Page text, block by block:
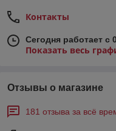
Контакты
Сегодня работает с
Показать весь
Отзывы о магазине
181 отзыва за всё